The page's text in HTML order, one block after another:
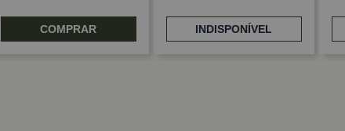
COMPRAR INDISPONÍVEL